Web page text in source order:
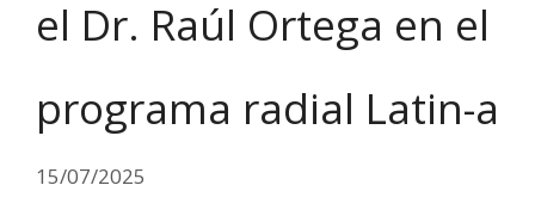
el Dr. Raúl Ortega en el
programa radial Latin-a
15/07/2025